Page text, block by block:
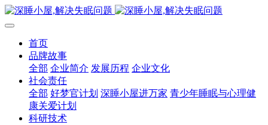
首页
品牌故事
全部 企业简介 发展历程 企业文化
社会责任
全部 好梦官计划 深睡小屋进万家 青少年睡眠与心理健
康关爱计划
科研技术